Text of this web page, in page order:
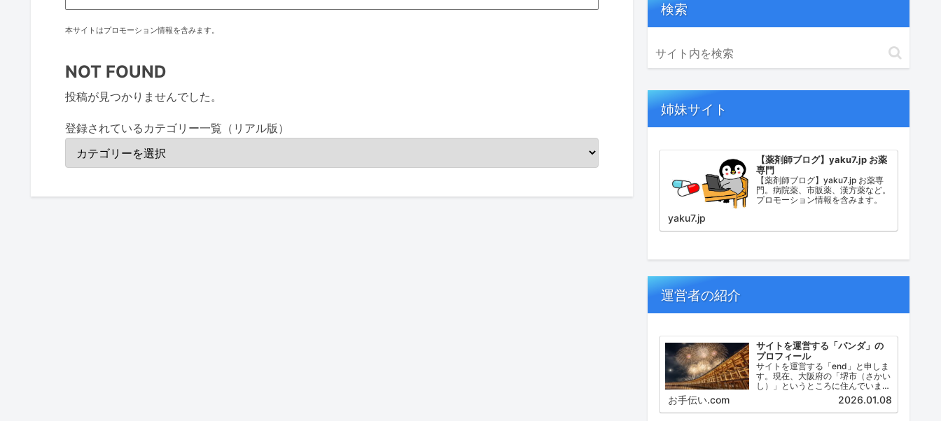
本サイトはプロモーション情報を含みます。
NOT FOUND
投稿が見つかりませんでした。
登録されているカテゴリー一覧（リアル版）
検索
姉妹サイト
【薬剤師ブログ】yaku7.jp お薬
専門
【薬剤師ブログ】yaku7.jp お薬専
門。病院薬、市販薬、漢方薬など。
プロモーション情報を含みます。
yaku7.jp
運営者の紹介
サイトを運営する「パンダ」の
プロフィール
サイトを運営する「end」と申しま
す。現在、大阪府の「堺市（さかい
し）」というところに住んでいま
す。堺市（さかいし）は、大阪府の
泉北地域にある政令指定都市で、府
内では大阪市に次いで人口が多い都
お手伝い.com 2026.01.08